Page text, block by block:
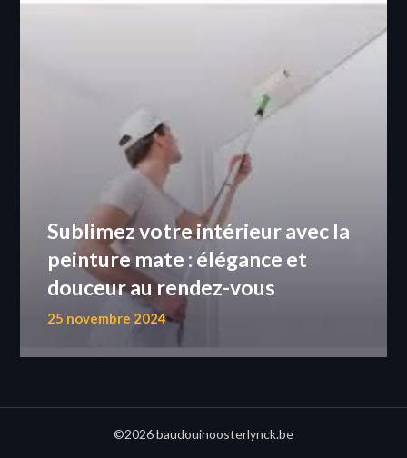
Sublimez votre intérieur avec la
peinture mate : élégance et
douceur au rendez-vous
25 novembre 2024
©2026 baudouinoosterlynck.be